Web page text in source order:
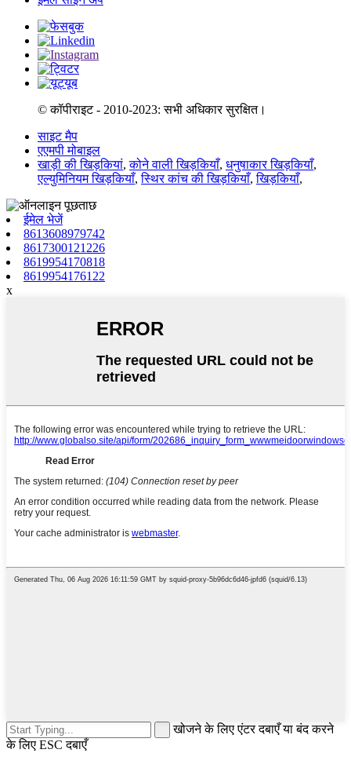
© कॉपीराइट - 2010-2023: सभी अधिकार सुरक्षित।
साइट मैप
एएमपी मोबाइल
खाड़ी की खिड़कियां,कोने वाली खिड़कियाँ, धनुषाकार खिड़कियाँ,
एल्युमिनियम खिड़कियाँ,स्थिर कांच की खिड़कियाँ,खिड़कियाँ,
ईमेल भेजें
8613608979742
8617300121226
8619954170818
8619954176122
x
खोजने के लिए एंटर दबाएँ या बंद करने
के लिए ESC दबाएँ